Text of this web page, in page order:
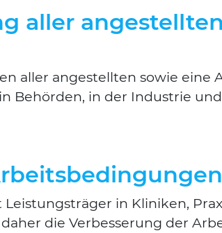
aller
aller ange­stell­ten sowie eine
Behör­den, in der Indus­trie
in Kli­ni­ken,
daher die Ver­bes­se­rung der